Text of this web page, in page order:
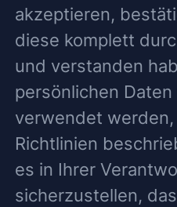
akzeptieren,
diese komplett
und verstanden
persönlichen
verwendet
Richtlinien
es in Ihrer
sicherzustellen,